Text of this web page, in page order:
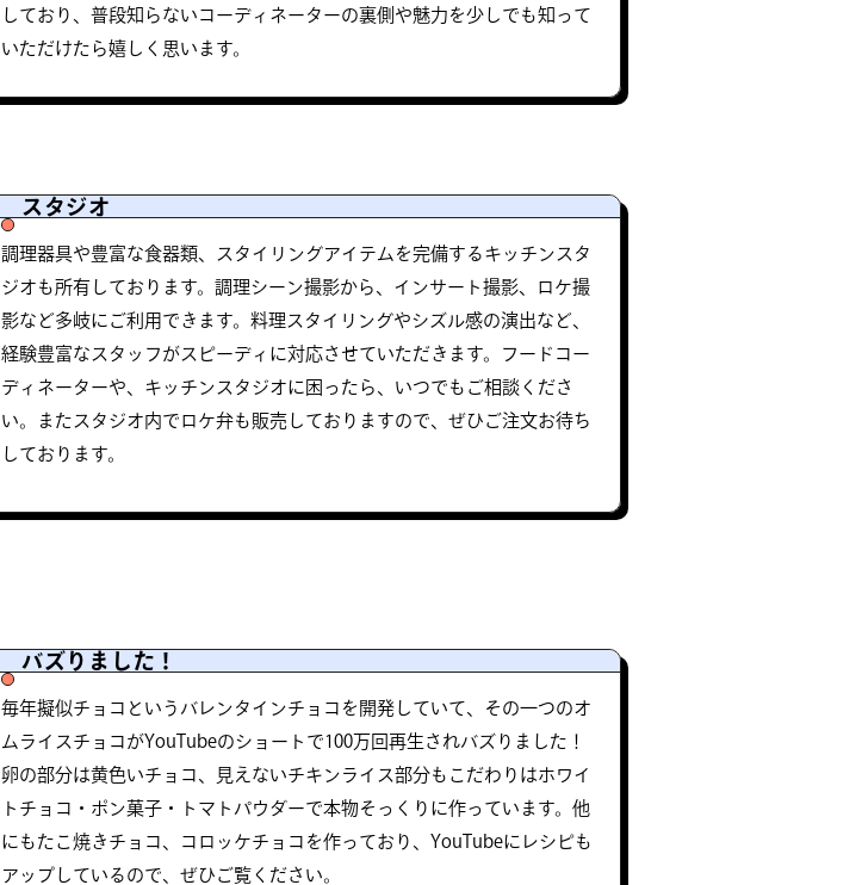
しており、普段知らないコーディネーターの裏側や魅力を少しでも知って
いただけたら嬉しく思います。
スタジオ
調理器具や豊富な食器類、スタイリングアイテムを完備するキッチンスタ
ジオも所有しております。調理シーン撮影から、インサート撮影、ロケ撮
影など多岐にご利用できます。料理スタイリングやシズル感の演出など、
経験豊富なスタッフがスピーディに対応させていただきます。フードコー
ディネーターや、キッチンスタジオに困ったら、いつでもご相談くださ
い。またスタジオ内でロケ弁も販売しておりますので、ぜひご注文お待ち
しております。
バズりました！
毎年擬似チョコというバレンタインチョコを開発していて、その一つのオ
ムライスチョコがYouTubeのショートで100万回再生されバズりました！
卵の部分は黄色いチョコ、見えないチキンライス部分もこだわりはホワイ
トチョコ・ポン菓子・トマトパウダーで本物そっくりに作っています。他
にもたこ焼きチョコ、コロッケチョコを作っており、YouTubeにレシピも
アップしているので、ぜひご覧ください。